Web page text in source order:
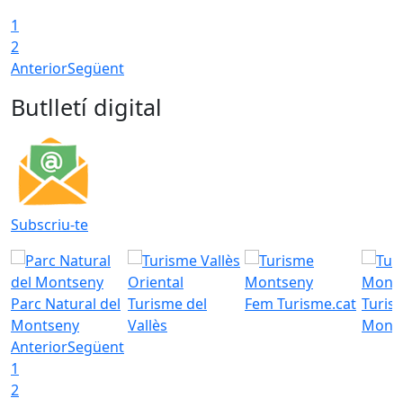
1
2
AnteriorSegüent
Butlletí digital
Subscriu-te
Parc Natural del
Montseny
Turisme del
Vallès
Fem Turisme.cat
AnteriorSegüent
1
2